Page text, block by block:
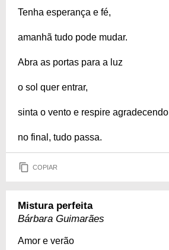
Tenha esperança e fé,
amanhã tudo pode mudar.
Abra as portas para a luz
o sol quer entrar,
sinta o vento e respire agradecendo
no final, tudo passa.
COPIAR
Mistura perfeita
Bárbara Guimarães
Amor e verão